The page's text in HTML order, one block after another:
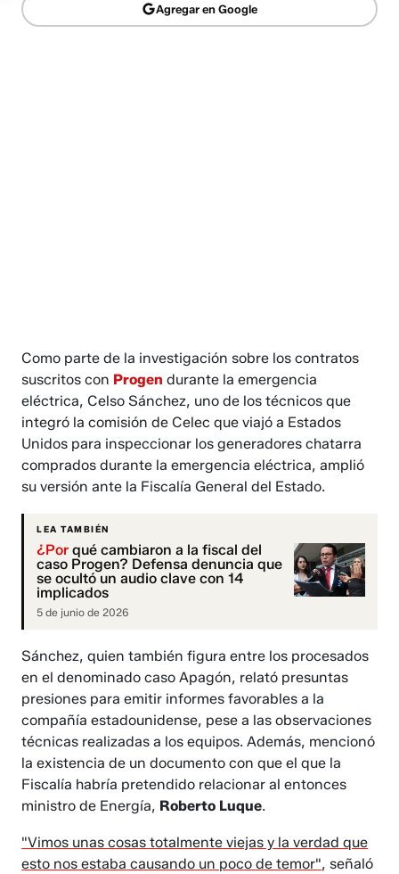
Agregar en Google
Como parte de la investigación sobre los contratos
suscritos con Progen durante la emergencia
eléctrica, Celso Sánchez, uno de los técnicos que
integró la comisión de Celec que viajó a Estados
Unidos para inspeccionar los generadores chatarra
comprados durante la emergencia eléctrica, amplió
su versión ante la Fiscalía General del Estado.
LEA TAMBIÉN
¿Por qué cambiaron a la fiscal del
caso Progen? Defensa denuncia que
se ocultó un audio clave con 14
implicados
5 de junio de 2026
Sánchez, quien también figura entre los procesados
en el denominado caso Apagón, relató presuntas
presiones para emitir informes favorables a la
compañía estadounidense, pese a las observaciones
técnicas realizadas a los equipos. Además, mencionó
la existencia de un documento con que el que la
Fiscalía habría pretendido relacionar al entonces
ministro de Energía, Roberto Luque.
"Vimos unas cosas totalmente viejas y la verdad que
esto nos estaba causando un poco de temor", señaló